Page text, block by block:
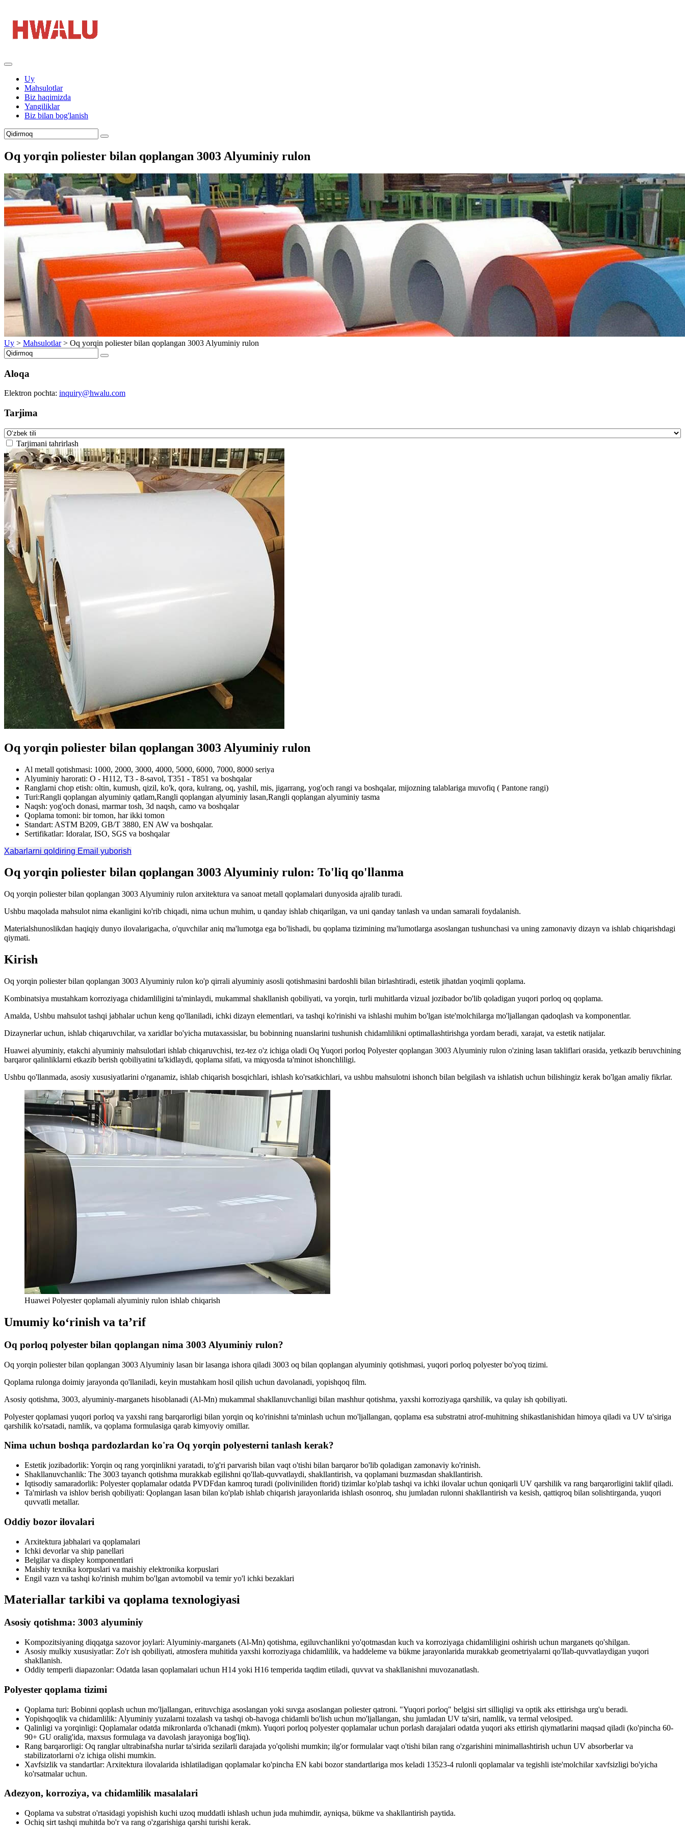
Uy
Mahsulotlar
Biz haqimizda
Yangiliklar
Biz bilan bog'lanish
Oq yorqin poliester bilan qoplangan 3003 Alyuminiy rulon
Uy > Mahsulotlar> Oq yorqin poliester bilan qoplangan 3003 Alyuminiy rulon
Aloqa
Elektron pochta: inquiry@hwalu.com
Tarjima
Tarjimani tahrirlash
Oq yorqin poliester bilan qoplangan 3003 Alyuminiy rulon
Al metall qotishmasi: 1000, 2000, 3000, 4000, 5000, 6000, 7000, 8000 seriya
Alyuminiy harorati: O - H112, T3 - 8-savol, T351 - T851 va boshqalar
Ranglarni chop etish: oltin, kumush, qizil, ko'k, qora, kulrang, oq, yashil, mis, jigarrang, yog'och rangi va boshqalar, mijozning talablariga muvofiq ( Pantone rangi)
Turi:Rangli qoplangan alyuminiy qatlam,Rangli qoplangan alyuminiy lasan,Rangli qoplangan alyuminiy tasma
Naqsh: yog'och donasi, marmar tosh, 3d naqsh, camo va boshqalar
Qoplama tomoni: bir tomon, har ikki tomon
Standart: ASTM B209, GB/T 3880, EN AW va boshqalar.
Sertifikatlar: Idoralar, ISO, SGS va boshqalar
Xabarlarni qoldiring Email yuborish
Oq yorqin poliester bilan qoplangan 3003 Alyuminiy rulon: To'liq qo'llanma
Oq yorqin poliester bilan qoplangan 3003 Alyuminiy rulon arxitektura va sanoat metall qoplamalari dunyosida ajralib turadi.
Ushbu maqolada mahsulot nima ekanligini ko'rib chiqadi, nima uchun muhim, u qanday ishlab chiqarilgan, va uni qanday tanlash va undan samarali foydalanish.
Materialshunoslikdan haqiqiy dunyo ilovalarigacha, o'quvchilar aniq ma'lumotga ega bo'lishadi, bu qoplama tizimining ma'lumotlarga asoslangan tushunchasi va uning zamonaviy dizayn va ishlab chiqarishdagi
qiymati.
Kirish
Oq yorqin poliester bilan qoplangan 3003 Alyuminiy rulon ko'p qirrali alyuminiy asosli qotishmasini bardoshli bilan birlashtiradi, estetik jihatdan yoqimli qoplama.
Kombinatsiya mustahkam korroziyaga chidamliligini ta'minlaydi, mukammal shakllanish qobiliyati, va yorqin, turli muhitlarda vizual jozibador bo'lib qoladigan yuqori porloq oq qoplama.
Amalda, Ushbu mahsulot tashqi jabhalar uchun keng qo'llaniladi, ichki dizayn elementlari, va tashqi ko'rinishi va ishlashi muhim bo'lgan iste'molchilarga mo'ljallangan qadoqlash va komponentlar.
Dizaynerlar uchun, ishlab chiqaruvchilar, va xaridlar bo'yicha mutaxassislar, bu bobinning nuanslarini tushunish chidamlilikni optimallashtirishga yordam beradi, xarajat, va estetik natijalar.
Huawei alyuminiy, etakchi alyuminiy mahsulotlari ishlab chiqaruvchisi, tez-tez o'z ichiga oladi Oq Yuqori porloq Polyester qoplangan 3003 Alyuminiy rulon o'zining lasan takliflari orasida, yetkazib beruvchining
barqaror qalinliklarni etkazib berish qobiliyatini ta'kidlaydi, qoplama sifati, va miqyosda ta'minot ishonchliligi.
Ushbu qo'llanmada, asosiy xususiyatlarini o'rganamiz, ishlab chiqarish bosqichlari, ishlash ko'rsatkichlari, va ushbu mahsulotni ishonch bilan belgilash va ishlatish uchun bilishingiz kerak bo'lgan amaliy fikrlar.
Huawei Polyester qoplamali alyuminiy rulon ishlab chiqarish
Umumiy koʻrinish va taʼrif
Oq porloq polyester bilan qoplangan nima 3003 Alyuminiy rulon?
Oq yorqin poliester bilan qoplangan 3003 Alyuminiy lasan bir lasanga ishora qiladi 3003 oq bilan qoplangan alyuminiy qotishmasi, yuqori porloq polyester bo'yoq tizimi.
Qoplama rulonga doimiy jarayonda qo'llaniladi, keyin mustahkam hosil qilish uchun davolanadi, yopishqoq film.
Asosiy qotishma, 3003, alyuminiy-marganets hisoblanadi (Al-Mn) mukammal shakllanuvchanligi bilan mashhur qotishma, yaxshi korroziyaga qarshilik, va qulay ish qobiliyati.
Polyester qoplamasi yuqori porloq va yaxshi rang barqarorligi bilan yorqin oq ko'rinishni ta'minlash uchun mo'ljallangan, qoplama esa substratni atrof-muhitning shikastlanishidan himoya qiladi va UV ta'siriga
qarshilik ko'rsatadi, namlik, va qoplama formulasiga qarab kimyoviy omillar.
Nima uchun boshqa pardozlardan ko'ra Oq yorqin polyesterni tanlash kerak?
Estetik jozibadorlik: Yorqin oq rang yorqinlikni yaratadi, to'g'ri parvarish bilan vaqt o'tishi bilan barqaror bo'lib qoladigan zamonaviy ko'rinish.
Shakllanuvchanlik: The 3003 tayanch qotishma murakkab egilishni qo'llab-quvvatlaydi, shakllantirish, va qoplamani buzmasdan shakllantirish.
Iqtisodiy samaradorlik: Polyester qoplamalar odatda PVDFdan kamroq turadi (poliviniliden ftorid) tizimlar ko'plab tashqi va ichki ilovalar uchun qoniqarli UV qarshilik va rang barqarorligini taklif qiladi.
Ta'mirlash va ishlov berish qobiliyati: Qoplangan lasan bilan ko'plab ishlab chiqarish jarayonlarida ishlash osonroq, shu jumladan rulonni shakllantirish va kesish, qattiqroq bilan solishtirganda, yuqori
quvvatli metallar.
Oddiy bozor ilovalari
Arxitektura jabhalari va qoplamalari
Ichki devorlar va ship panellari
Belgilar va displey komponentlari
Maishiy texnika korpuslari va maishiy elektronika korpuslari
Engil vazn va tashqi ko'rinish muhim bo'lgan avtomobil va temir yo'l ichki bezaklari
Materiallar tarkibi va qoplama texnologiyasi
Asosiy qotishma: 3003 alyuminiy
Kompozitsiyaning diqqatga sazovor joylari: Alyuminiy-marganets (Al-Mn) qotishma, egiluvchanlikni yo'qotmasdan kuch va korroziyaga chidamliligini oshirish uchun marganets qo'shilgan.
Asosiy mulkiy xususiyatlar: Zo'r ish qobiliyati, atmosfera muhitida yaxshi korroziyaga chidamlilik, va haddeleme va bükme jarayonlarida murakkab geometriyalarni qo'llab-quvvatlaydigan yuqori
shakllanish.
Oddiy temperli diapazonlar: Odatda lasan qoplamalari uchun H14 yoki H16 temperida taqdim etiladi, quvvat va shakllanishni muvozanatlash.
Polyester qoplama tizimi
Qoplama turi: Bobinni qoplash uchun mo'ljallangan, erituvchiga asoslangan yoki suvga asoslangan poliester qatroni. "Yuqori porloq" belgisi sirt silliqligi va optik aks ettirishga urg'u beradi.
Yopishqoqlik va chidamlilik: Alyuminiy yuzalarni tozalash va tashqi ob-havoga chidamli bo'lish uchun mo'ljallangan, shu jumladan UV ta'siri, namlik, va termal velosiped.
Qalinligi va yorqinligi: Qoplamalar odatda mikronlarda o'lchanadi (mkm). Yuqori porloq polyester qoplamalar uchun porlash darajalari odatda yuqori aks ettirish qiymatlarini maqsad qiladi (ko'pincha 60-
90+ GU oralig'ida, maxsus formulaga va davolash jarayoniga bog'liq).
Rang barqarorligi: Oq ranglar ultrabinafsha nurlar ta'sirida sezilarli darajada yo'qolishi mumkin; ilg'or formulalar vaqt o'tishi bilan rang o'zgarishini minimallashtirish uchun UV absorberlar va
stabilizatorlarni o'z ichiga olishi mumkin.
Xavfsizlik va standartlar: Arxitektura ilovalarida ishlatiladigan qoplamalar ko'pincha EN kabi bozor standartlariga mos keladi 13523-4 rulonli qoplamalar va tegishli iste'molchilar xavfsizligi bo'yicha
ko'rsatmalar uchun.
Adezyon, korroziya, va chidamlilik masalalari
Qoplama va substrat o'rtasidagi yopishish kuchi uzoq muddatli ishlash uchun juda muhimdir, ayniqsa, bükme va shakllantirish paytida.
Ochiq sirt tashqi muhitda bo'r va rang o'zgarishiga qarshi turishi kerak.